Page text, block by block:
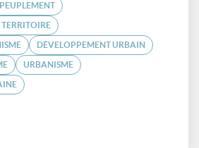
DÉVELOPPEMENT URBAIN
URBANISME